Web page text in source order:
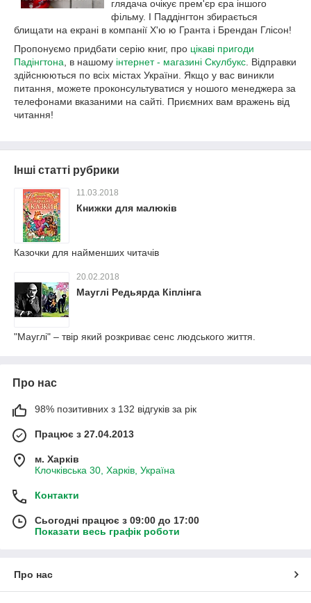
глядача очікує прем'єр єра іншого
фільму. І Паддінгтон збирається
блищати на екрані в компанії Х'ю ю Гранта і Брендан Глісон!
Пропонуємо придбати серію книг, про цікаві пригоди
Падінгтона , в нашому інтернет - магазині Скулбукс . Відправки
здійснюються по всіх містах України. Якщо у вас виникли
питання, можете проконсультуватися у ношого менеджера за
телефонами вказаними на сайті. Приємних вам вражень від
читання!
Інші статті рубрики
11.03.2018
Книжки для малюків
Казочки для найменших читачів
20.02.2018
Мауглі Редьярда Кіплінга
"Мауглі" – твір який розкриває сенс людського життя.
Про нас
98% позитивних з 132 відгуків за рік
Працює з 27.04.2013
м. Харків
Клочківська 30, Харків, Україна
Контакти
Сьогодні працює з 09:00 до 17:00
Показати весь графік роботи
Про нас